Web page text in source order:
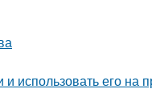
использовать его на